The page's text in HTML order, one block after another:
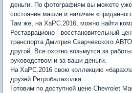
деньги. По фотографиям вы можете уже
состояние машин и наличие
Там же, на ХаРС.2016, можно найти
Реставрационо - восстановительный
транспорта Дмитрия Сварчевского
другой. Все охотно возьмутся за
руководством и за ваши деньги.
На ХаРС.2016 свою коллекцию
друзей Ретробалахолка.
Готовим по доступной цене Chevrolet